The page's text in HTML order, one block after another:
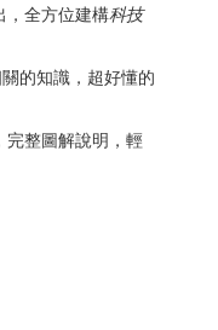
，全方位建構科技
的知識，超好懂的
整圖解說明，輕